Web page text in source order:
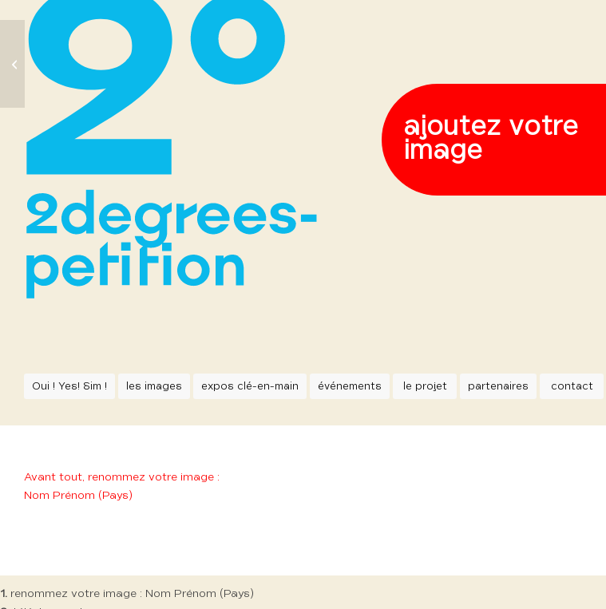
ajoutez votre
image
Oui ! Yes! Sim ! les images expos clé-en-main événements le projet partenaires contact
Avant tout, renommez votre image :
Nom Prénom (Pays)
1. renommez votre image : Nom Prénom (Pays)